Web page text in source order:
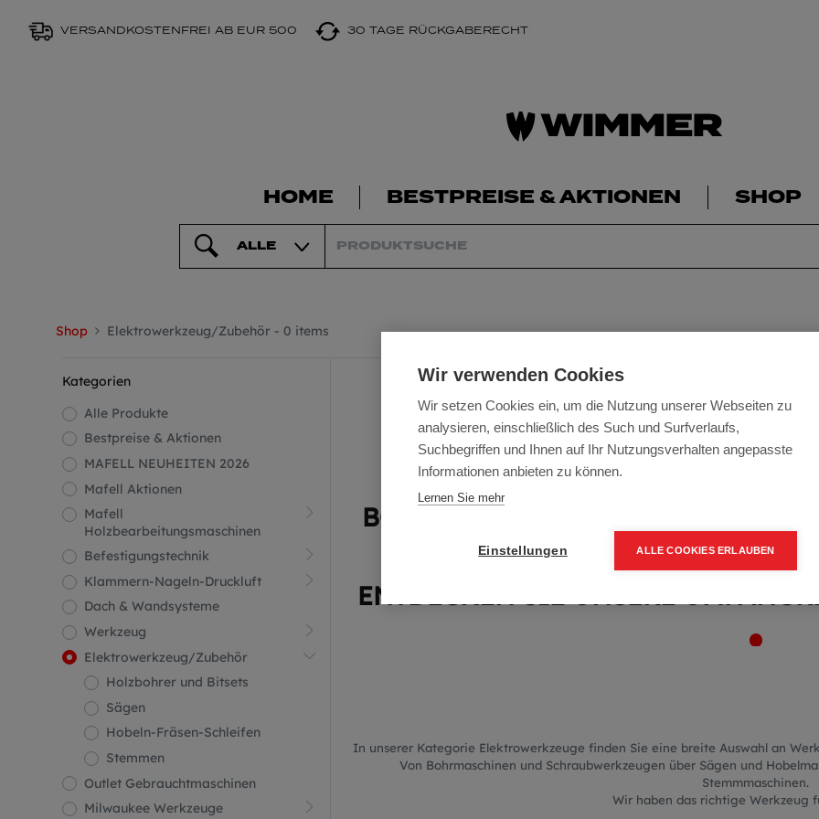
VERSANDKOSTENFREI AB EUR 500 30 TAGE RÜCKGABERECHT
HOME BESTPREISE & AKTIONEN SHOP
ALLE
Shop Elektrowerkzeug/Zubehör - 0 items
Kategorien
Alle Produkte
Bestpreise & Aktionen
MAFELL NEUHEITEN 2026
Mafell Aktionen
Mafell
Holzbearbeitungsmaschinen
Befestigungstechnik
Klammern-Nageln-Druckluft
Dach & Wandsysteme
Werkzeug
Elektrowerkzeug/Zubehör
Holzbohrer und Bitsets
Sägen
Hobeln-Fräsen-Schleifen
Stemmen
Outlet Gebrauchtmaschinen
Milwaukee Werkzeuge
BOHREN, SCHRAUBEN, SÄGEN,
STEMMEN
ENTDECKEN SIE UNSERE
In unserer Kategorie Elektrowerkzeuge finden Sie eine breite Auswahl an
Von Bohrmaschinen und Schraubwerkzeugen über Sägen und
Stemmmaschinen.
Wir haben das richtige Werkzeug
Wir verwenden Cookies
Wir setzen Cookies ein, um die Nutzung unserer Webseiten zu
analysieren, einschließlich des Such und Surfverlaufs,
Suchbegriffen und Ihnen auf Ihr Nutzungsverhalten angepasste
Informationen anbieten zu können.
Lernen Sie mehr
Einstellungen ALLE COOKIES ERLAUBEN